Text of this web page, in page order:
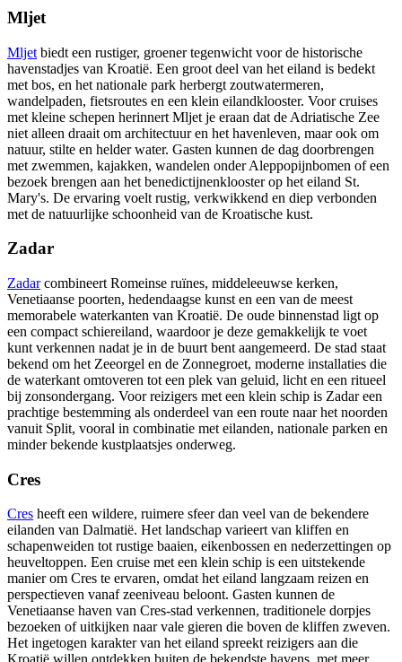
Mljet
Mljet biedt een rustiger, groener tegenwicht voor de historische
havenstadjes van Kroatië. Een groot deel van het eiland is bedekt
met bos, en het nationale park herbergt zoutwatermeren,
wandelpaden, fietsroutes en een klein eilandklooster. Voor cruises
met kleine schepen herinnert Mljet je eraan dat de Adriatische Zee
niet alleen draait om architectuur en het havenleven, maar ook om
natuur, stilte en helder water. Gasten kunnen de dag doorbrengen
met zwemmen, kajakken, wandelen onder Aleppopijnbomen of een
bezoek brengen aan het benedictijnenklooster op het eiland St.
Mary's. De ervaring voelt rustig, verkwikkend en diep verbonden
met de natuurlijke schoonheid van de Kroatische kust.
Zadar
Zadarcombineert Romeinse ruïnes, middeleeuwse kerken,
Venetiaanse poorten, hedendaagse kunst en een van de meest
memorabele waterkanten van Kroatië. De oude binnenstad ligt op
een compact schiereiland, waardoor je deze gemakkelijk te voet
kunt verkennen nadat je in de buurt bent aangemeerd. De stad staat
bekend om het Zeeorgel en de Zonnegroet, moderne installaties die
de waterkant omtoveren tot een plek van geluid, licht en een ritueel
bij zonsondergang. Voor reizigers met een klein schip is Zadar een
prachtige bestemming als onderdeel van een route naar het noorden
vanuit Split, vooral in combinatie met eilanden, nationale parken en
minder bekende kustplaatsjes onderweg.
Cres
Cres heeft een wildere, ruimere sfeer dan veel van de bekendere
eilanden van Dalmatië. Het landschap varieert van kliffen en
schapenweiden tot rustige baaien, eikenbossen en nederzettingen op
heuveltoppen. Een cruise met een klein schip is een uitstekende
manier om Cres te ervaren, omdat het eiland langzaam reizen en
perspectieven vanaf zeeniveau beloont. Gasten kunnen de
Venetiaanse haven van Cres-stad verkennen, traditionele dorpjes
bezoeken of uitkijken naar vale gieren die boven de kliffen zweven.
Het ingetogen karakter van het eiland spreekt reizigers aan die